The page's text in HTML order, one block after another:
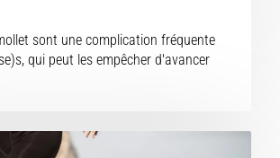
sont une complication fréquente
qui peut les empêcher d'avancer